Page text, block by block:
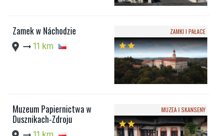
Zamek w Náchodzie
location_pin arrow_right_alt 11 km
ZAMKI I PAŁACE
starstar
Muzeum Papiernictwa w
Dusznikach-Zdroju
MUZEA I SKANSENY
starstar